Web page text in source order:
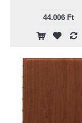
44.006 Ft